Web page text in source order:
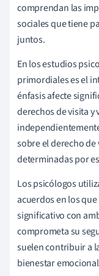
comprendan las
sociales que tiene
juntos.
En los estudios
primordiales es el
énfasis afecte
derechos de visita y
sobre el derecho
determinadas por
Los psicólogos
acuerdos en los
significativo con
comprometa su
suelen contribuir a
bienestar